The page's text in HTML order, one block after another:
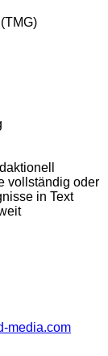
vollständig oder
in Text
media.com